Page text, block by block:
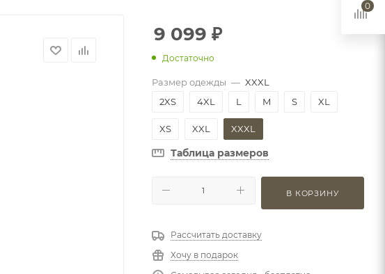
9 099 ₽
Достаточно
Размер одежды — XXXL
2XS
4XL L M S XL
XS XXL XXXL
Таблица размеров
В КОРЗИНУ
Рассчитать доставку
Хочу в подарок
0